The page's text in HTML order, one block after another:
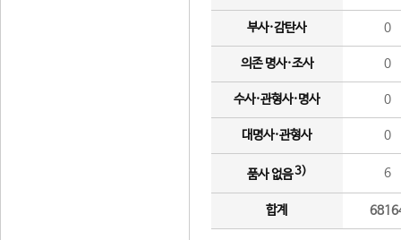
부사·감탄사 0
의존 명사·조사 0
수사·관형사·명사 0
대명사·관형사 0
품사 없음3) 6
합계